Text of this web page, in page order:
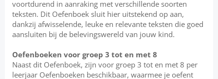
voortdurend in aanraking met verschillende soorten
teksten. Dit Oefenboek sluit hier uitstekend op aan,
dankzij afwisselende, leuke en relevante teksten die goed
aansluiten bij de belevingswereld van jouw kind.
Oefenboeken voor groep 3 tot en met 8
Naast dit Oefenboek, zijn voor groep 3 tot en met 8 per
leerjaar Oefenboeken beschikbaar, waarmee je oefent